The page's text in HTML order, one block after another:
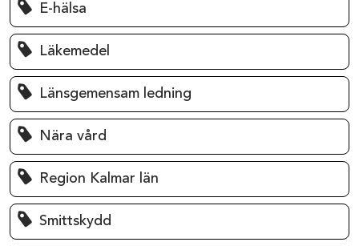
E-hälsa
Läkemedel
Länsgemensam ledning
Nära vård
Region Kalmar län
Smittskydd